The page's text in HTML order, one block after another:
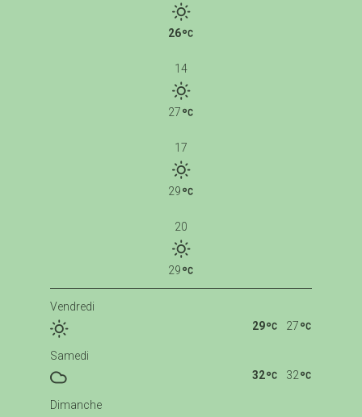
26
14
27
17
29
20
29
Vendredi
27
29
Samedi
32
32
Dimanche